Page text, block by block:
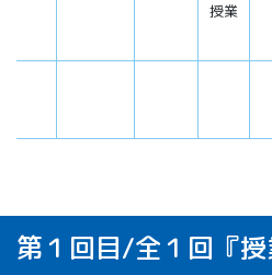
授業
第１回目/全１回『授